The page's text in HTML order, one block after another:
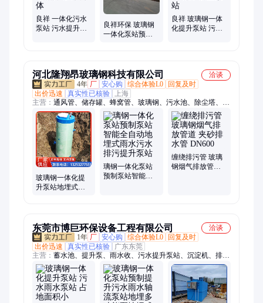
良祥 一体化污水
泵站 污水提升装
良祥环保 玻璃钢
一体化泵站预制
良祥 玻璃钢一体
化提升泵站 污水
河北隆翔昂玻璃钢科技有限公司
洽谈
4年 厂 安心购 综合体验L0
回复及时
出价迅速
真实性已核验
上海
主营： 通风管、储存罐、蜂窝管、玻璃钢、污水池、除尘塔、阳
极管、脱硫塔、净化塔、排污管、除尘器、吸收塔、排水泵、六
棱管、复合管、沉淀池、储水罐、喷淋塔、保温管、碱洗塔、导
电管、脱硝塔、化粪池、除尘排放、管道管件
玻璃钢一体化提
升泵站地埋式全
璃钢一体化泵站
预制泵站智能全
缠绕排污管 玻璃
钢烟气排放管道
东莞市博巨环保设备工程有限公司
洽谈
1年 厂 安心购 综合体验L0
回复及时
出价迅速
真实性已核验
广东东莞
主营： 蓄水池、提升泵、雨水收、污水提升泵站、沉淀机、排水
泵站、雨水泵站、储水模块、给水泵站、废水收集、组合水池、
预制泵站、蓄水模块、分流泵站、树脂泵站、一体式泵站、自动
化监控、过滤调蓄池、雨水过滤器、玻璃钢泵站、三格化粪池、
组合调蓄池、地埋式泵站、废水处理池、一体化设备、一体化泵